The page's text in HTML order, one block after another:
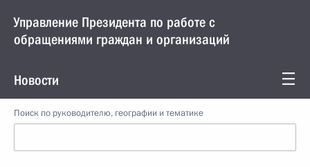
Управление Президента по работе с
обращениями граждан и организаций
Новости
Поиск по руководителю, географии и тематике